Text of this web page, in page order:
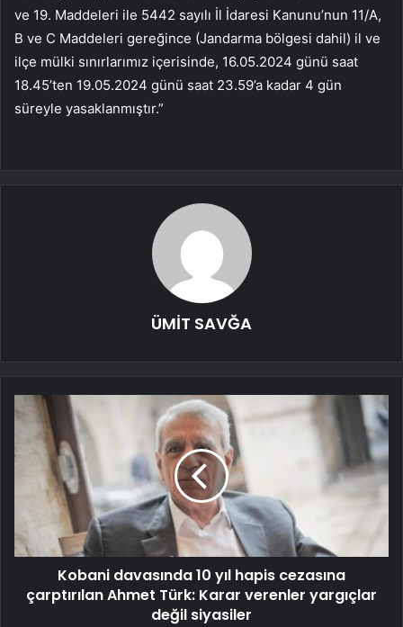
ve 19. Maddeleri ile 5442 sayılı İl İdaresi Kanunu’nun 11/A,
B ve C Maddeleri gereğince (Jandarma bölgesi dahil) il ve
ilçe mülki sınırlarımız içerisinde, 16.05.2024 günü saat
18.45’ten 19.05.2024 günü saat 23.59’a kadar 4 gün
süreyle yasaklanmıştır.”
ÜMİT SAVĞA
Kobani davasında 10 yıl hapis cezasına
çarptırılan Ahmet Türk: Karar verenler yargıçlar
değil siyasiler